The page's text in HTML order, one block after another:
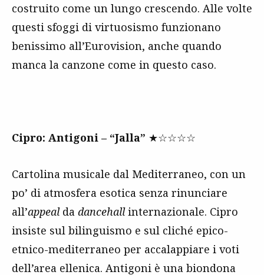
costruito come un lungo crescendo. Alle volte
questi sfoggi di virtuosismo funzionano
benissimo all’Eurovision, anche quando
manca la canzone come in questo caso.
Cipro: Antigoni – “Jalla” ★☆☆☆☆
Cartolina musicale dal Mediterraneo, con un
po’ di atmosfera esotica senza rinunciare
all’appealda dancehallinternazionale. Cipro
insiste sul bilinguismo e sul cliché epico-
etnico-mediterraneo per accalappiare i voti
dell’area ellenica. Antigoni è una biondona